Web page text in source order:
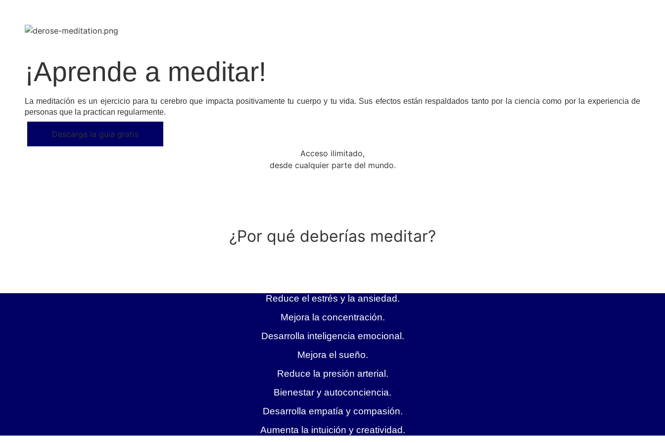
¡Aprende a meditar!
La meditación es un ejercicio para tu cerebro que impacta positivamente tu cuerpo y tu vida. Sus efectos están respaldados tanto por la ciencia como por la experiencia de
personas que la practican regularmente.
Descarga la guia gratis
Acceso ilimitado,
desde cualquier parte del mundo.
¿Por qué deberías meditar?
Reduce el estrés y la ansiedad.
Mejora la concentración.
Desarrolla inteligencia emocional.
Mejora el sueño.
Reduce la presión arterial.
Bienestar y autoconciencia.
Desarrolla empatía y compasión.
Aumenta la intuición y creatividad.